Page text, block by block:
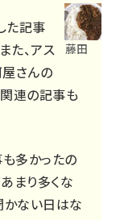
藤田
た記事
た、アス
屋さんの
関連の記事も
多かったの
まり多くな
かない日はな